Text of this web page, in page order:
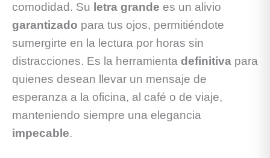
comodidad. Su letra grande es un alivio
garantizado para tus ojos, permitiéndote
sumergirte en la lectura por horas sin
distracciones. Es la herramienta definitiva para
quienes desean llevar un mensaje de
esperanza a la oficina, al café o de viaje,
manteniendo siempre una elegancia
impecable.